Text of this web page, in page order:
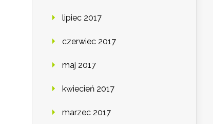
lipiec 2017
czerwiec 2017
maj 2017
kwiecień 2017
marzec 2017